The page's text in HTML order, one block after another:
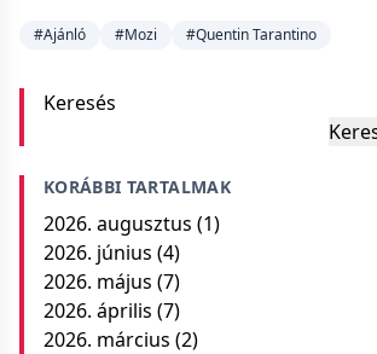
#Ajánló #Mozi #Quentin Tarantino
Keresés
KORÁBBI TARTALMAK
2026. augusztus (1)
2026. június (4)
2026. május (7)
2026. április (7)
2026. március (2)